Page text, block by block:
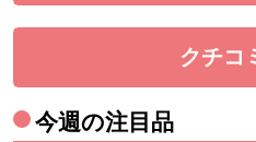
クチコ
今週の注目品